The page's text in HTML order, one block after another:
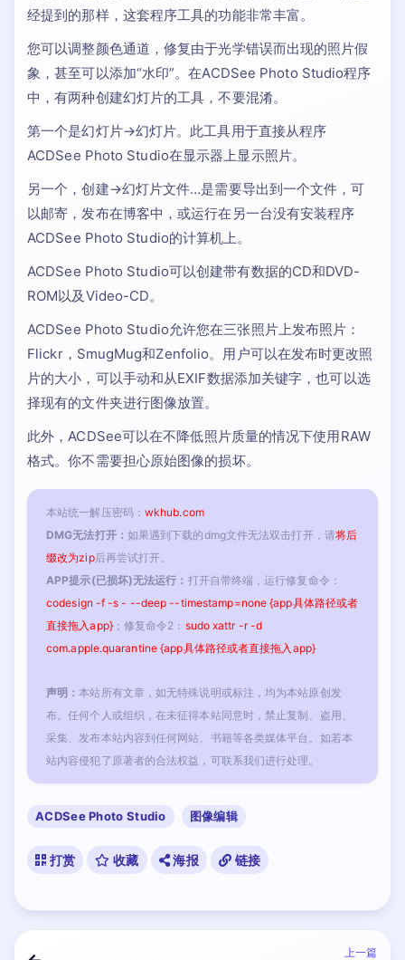
经提到的那样，这套程序工具的功能非常丰富。
您可以调整颜色通道，修复由于光学错误而出现的照片假
象，甚至可以添加“水印”。在ACDSee Photo Studio程序
中，有两种创建幻灯片的工具，不要混淆。
第一个是幻灯片→幻灯片。此工具用于直接从程序
ACDSee Photo Studio在显示器上显示照片。
另一个，创建→幻灯片文件…是需要导出到一个文件，可
以邮寄，发布在博客中，或运行在另一台没有安装程序
ACDSee Photo Studio的计算机上。
ACDSee Photo Studio可以创建带有数据的CD和DVD-
ROM以及Video-CD。
ACDSee Photo Studio允许您在三张照片上发布照片：
Flickr，SmugMug和Zenfolio。用户可以在发布时更改照
片的大小，可以手动和从EXIF数据添加关键字，也可以选
择现有的文件夹进行图像放置。
此外，ACDSee可以在不降低照片质量的情况下使用RAW
格式。你不需要担心原始图像的损坏。
本站统一解压密码： wkhub.com
DMG无法打开： 如果遇到下载的dmg文件无法双击打开，请将后
缀改为zip后再尝试打开。
APP提示(已损坏)无法运行： 打开自带终端，运行修复命令：
codesign -f -s - --deep --timestamp=none {app具体路径或者
直接拖入app}；修复命令2： sudo xattr -r -d
com.apple.quarantine {app具体路径或者直接拖入app}
声明：本站所有文章，如无特殊说明或标注，均为本站原创发
布。任何个人或组织，在未征得本站同意时，禁止复制、盗用、
采集、发布本站内容到任何网站、书籍等各类媒体平台。如若本
站内容侵犯了原著者的合法权益，可联系我们进行处理。
ACDSee Photo Studio 图像编辑
打赏 收藏 海报 链接
上一篇